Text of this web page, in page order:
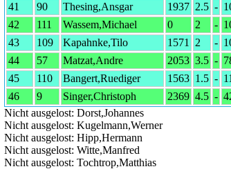
41
90 Thesing,Ansgar 1937 2.5 -
42
111 Wassem,Michael 0 2 -
43
109 Kapahnke,Tilo 1571 2 -
44
57 Matzat,Andre 2053 3.5 -
45
110 Bangert,Ruediger 1563 1.5 -
46
9 Singer,Christoph 2369 4.5 -
Nicht ausgelost: Dorst,Johannes
Nicht ausgelost: Kugelmann,Werner
Nicht ausgelost: Hipp,Hermann
Nicht ausgelost: Witte,Manfred
Nicht ausgelost: Tochtrop,Matthias